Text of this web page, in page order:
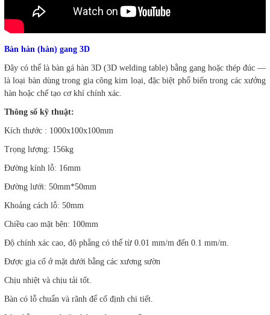
Bàn hàn (hàn) gang 3D
Đây có thể là bàn gá hàn 3D (3D welding table) bằng gang hoặc thép đúc —
là loại bàn dùng trong gia công kim loại, đặc biệt phổ biến trong các xưởng
hàn hoặc chế tạo cơ khí chính xác.
Thông số kỹ thuật:
Kích thước : 1000x100x100mm
Trọng lượng: 156kg
Đường kính lỗ: 16mm
Đường lưới: 50mm*50mm
Khoảng cách lỗ: 50mm
Chiều cao mặt bên: 100mm
Độ chính xác cao, độ phẳng có thể từ 0.01 mm/m đến 0.1 mm/m.
Được gia cố ở mặt dưới bằng các xương sườn
Chịu nhiệt và chịu tải tốt.
Bàn có lỗ chuẩn và rãnh để cố định chi tiết.